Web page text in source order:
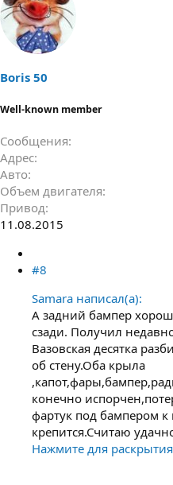
Boris 50
Well-known member
Сообщения
Адрес
Авто
Объем двигателя
Привод
11.08.2015
#8
Samara написал(а):
А задний бампер
сзади. Получил
Вазовская десятка
об стену.Оба крыла
конечно
фартук под бампером
крепится.Считаю
Нажмите для